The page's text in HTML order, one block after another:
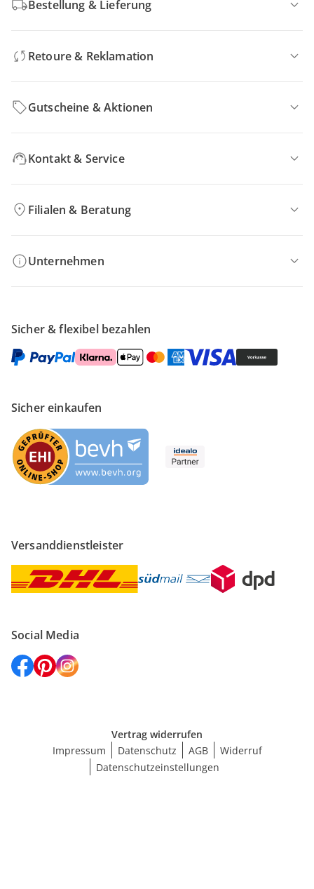
Bestellung & Lieferung
Retoure & Reklamation
Gutscheine & Aktionen
Kontakt & Service
Filialen & Beratung
Unternehmen
Sicher & flexibel bezahlen
Sicher einkaufen
Versanddienstleister
Social Media
Vertrag widerrufen
Impressum
Datenschutz AGB
Widerruf
Datenschutzeinstellungen